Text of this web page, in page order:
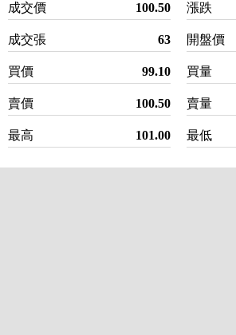
成交價 100.50
成交張 63
買價 99.10
賣價 100.50
最高 101.00
漲跌
開盤價
買量
賣量
最低